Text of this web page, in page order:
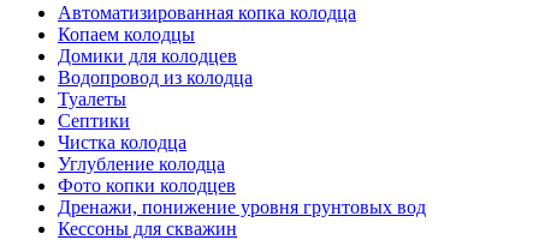
Автоматизированная копка колодца
Копаем колодцы
Домики для колодцев
Водопровод из колодца
Туалеты
Септики
Чистка колодца
Углубление колодца
Фото копки колодцев
Дренажи, понижение уровня грунтовых вод
Кессоны для скважин